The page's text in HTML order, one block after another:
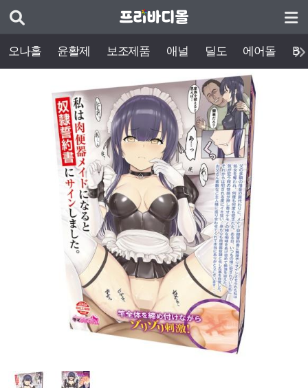
오나홀 윤활제 보조제품 애널 딜도 에어돌